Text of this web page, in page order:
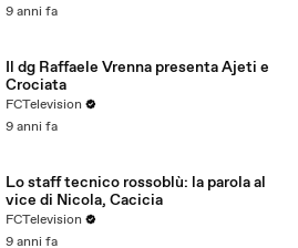
9 anni fa
Il dg Raffaele Vrenna presenta Ajeti e
Crociata
FCTelevision
9 anni fa
Lo staff tecnico rossoblù: la parola al
vice di Nicola, Cacicia
FCTelevision
9 anni fa